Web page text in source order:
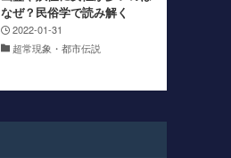
なぜ？民俗学で読み解く
2022-01-31
超常現象・都市伝説